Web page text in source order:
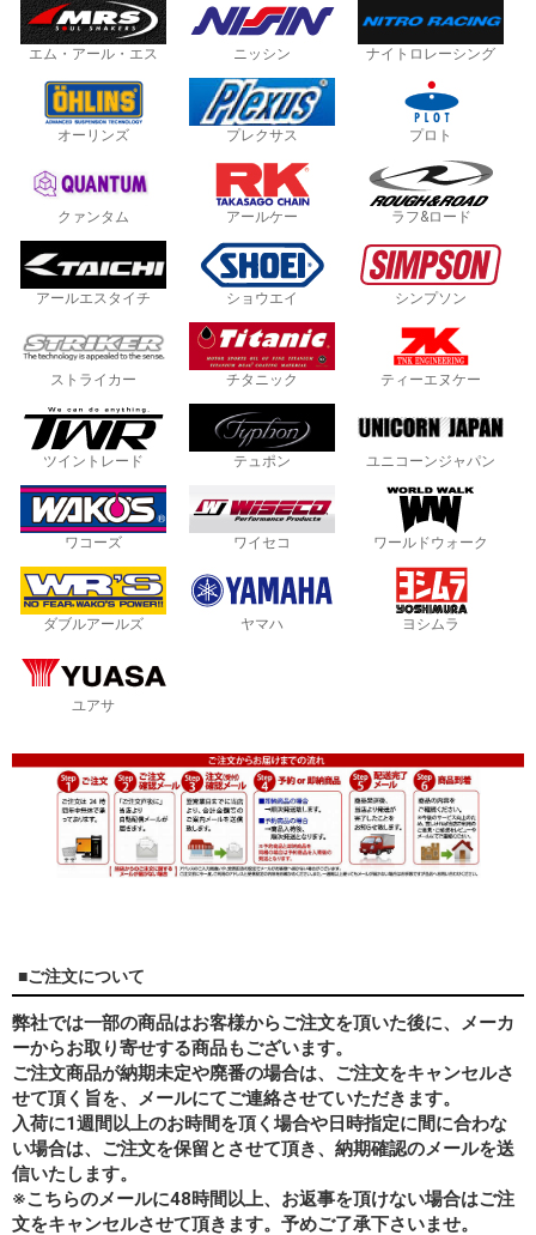
エム・アール・エス ニッシン ナイトロレーシング
オーリンズ プレクサス プロト
クァンタム アールケー ラフ&ロード
アールエスタイチ ショウエイ シンプソン
ストライカー チタニック ティーエヌケー
ツイントレード テュポン ユニコーンジャパン
ワコーズ ワイセコ ワールドウォーク
ダブルアールズ ヤマハ ヨシムラ
ユアサ
■ご注文について
弊社では一部の商品はお客様からご注文を頂いた後に、メーカ
ーからお取り寄せする商品もございます。
ご注文商品が納期未定や廃番の場合は、ご注文をキャンセルさ
せて頂く旨を、メールにてご連絡させていただきます。
入荷に1週間以上のお時間を頂く場合や日時指定に間に合わな
い場合は、ご注文を保留とさせて頂き、納期確認のメールを送
信いたします。
※こちらのメールに48時間以上、お返事を頂けない場合はご注
文をキャンセルさせて頂きます。予めご了承下さいませ。